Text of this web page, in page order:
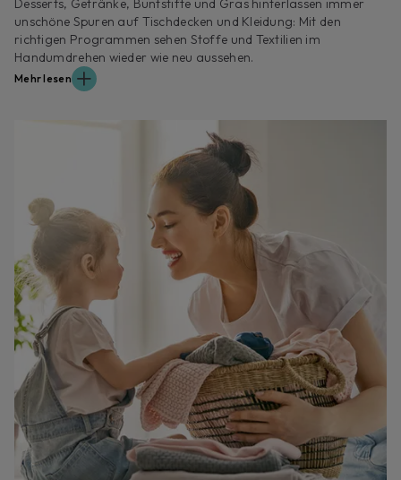
Desserts, Getränke, Buntstifte und Gras hinterlassen immer
unschöne Spuren auf Tischdecken und Kleidung: Mit den
richtigen Programmen sehen Stoffe und Textilien im
Handumdrehen wieder wie neu aussehen.
Mehr lesen